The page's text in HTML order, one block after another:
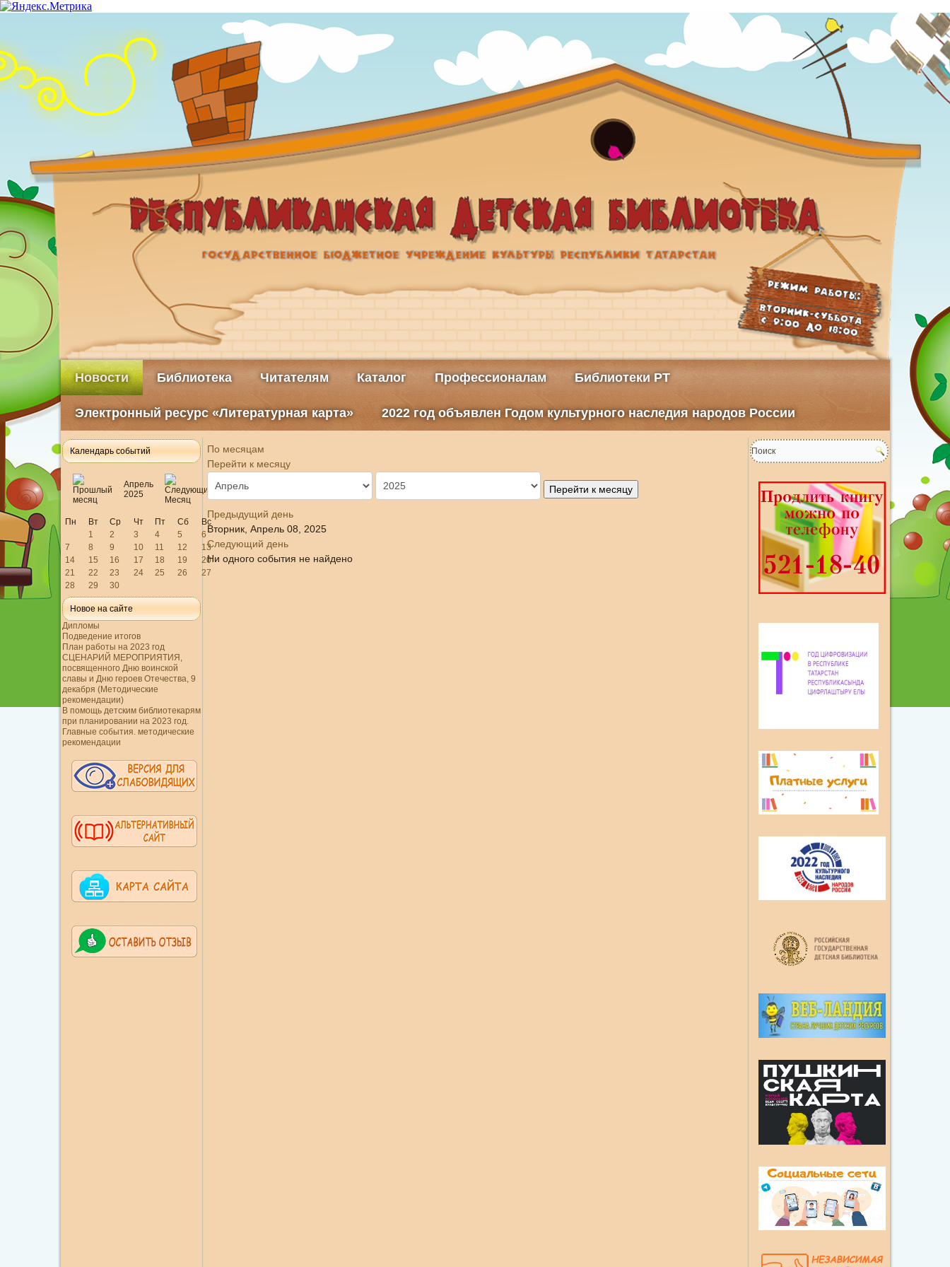
Новости Библиотека Читателям Каталог Профессионалам Библиотеки РТ
Электронный ресурс «Литературная карта» 2022 год объявлен Годом культурного наследия народов России
Календарь событий
Апрель
2025
Пн Вт Ср Чт Пт Сб
Вс
1
2 3 4 5
6
7
8 9 10 11 12
13
14
15 16 17 18 19
20
21
22 23 24 25 26
27
28
29 30
Новое на сайте
Дипломы
Подведение итогов
План работы на 2023 год
СЦЕНАРИЙ МЕРОПРИЯТИЯ,
посвященного Дню воинской
славы и Дню героев Отечества, 9
декабря (Методические
рекомендации)
В помощь детским библиотекарям
при планировании на 2023 год.
Главные события. методические
рекомендации
По месяцам
Перейти к месяцу
Перейти к месяцу
Предыдущий день
Вторник, Апрель 08, 2025
Следующий день
Ни одного события не найдено